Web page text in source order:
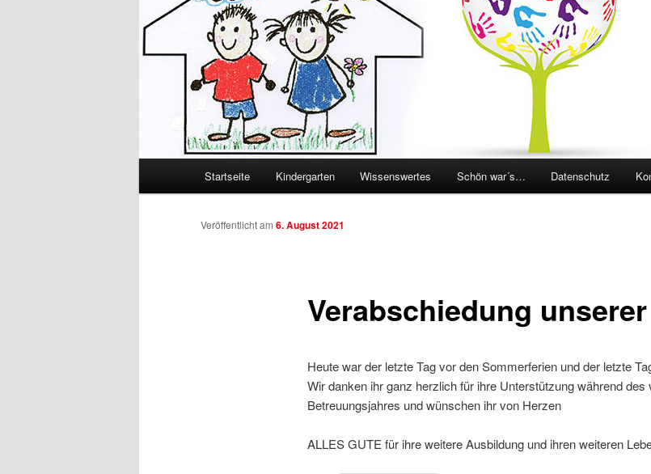
Zum primären Inhalt springen
Zum sekundären Inhalt springen
Startseite Kindergarten Wissenswertes Schön war´s… Datenschutz
Verabschiedung
Veröffentlicht am 6. August 2021
Heute war der letzte Tag vor den Sommerferien und der letzte
Wir danken ihr ganz herzlich für ihre Unterstützung während des
Betreuungsjahres und wünschen ihr von Herzen
ALLES GUTE für ihre weitere Ausbildung und ihren weiteren